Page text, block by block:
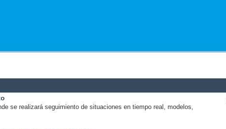
se realizará seguimiento de situaciones en tiempo real, modelos,